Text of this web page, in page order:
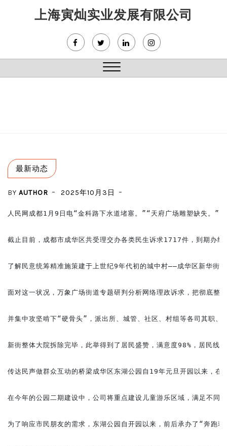
上海寅灿实业发展有限公司
Close
最新动态
BY AUTHOR 2025年10月3日
人民网成都1月9日电“金科路下水道堵塞。”“天府广场雕塑缺失。
截止目前，成都市成华区共受理交办各类民生诉求1717件，到期办结
了解民意统筹精准施策建于上世纪9年代初的城中村——成华区新华街
面对这一状况，万象广场街道专题研判分析网络理政诉求，把彻底
并集中攻坚啃下“硬骨头”，派出所、城管、社区、村组等各司其职
新街整体大院拆除完毕，此举得到了居民盛赞，满意度98%，居民线
传达民声做群众互动的桥梁成华区东湖公园自19年元旦开园以来，
在今年的公园二期建设中，公司将重点建设儿童游乐区域，满足不
为了响应市民朋友的需求，东湖公园自开园以来，前后承办了“奔跑